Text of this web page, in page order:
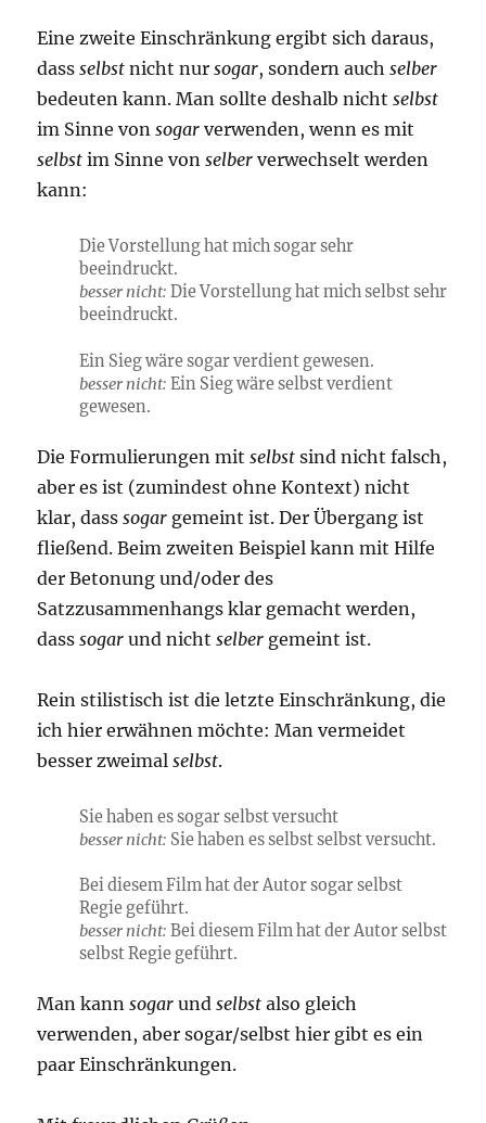
Eine zweite Einschränkung ergibt sich daraus,
dassselbst nicht nursogar, sondern auchselber
bedeuten kann. Man sollte deshalb nichtselbst
im Sinne vonsogar verwenden, wenn es mit
selbst im Sinne vonselber verwechselt werden
kann:
Die Vorstellung hat mich sogar sehr
beeindruckt.
besser nicht: Die Vorstellung hat mich selbst sehr
beeindruckt.
Ein Sieg wäre sogar verdient gewesen.
besser nicht: Ein Sieg wäre selbst verdient
gewesen.
Die Formulierungen mitselbst sind nicht falsch,
aber es ist (zumindest ohne Kontext) nicht
klar, dasssogar gemeint ist. Der Übergang ist
fließend. Beim zweiten Beispiel kann mit Hilfe
der Betonung und/oder des
Satzzusammenhangs klar gemacht werden,
dasssogar und nichtselber gemeint ist.
Rein stilistisch ist die letzte Einschränkung, die
ich hier erwähnen möchte: Man vermeidet
besser zweimalselbst.
Sie haben es sogar selbst versucht
besser nicht: Sie haben es selbst selbst versucht.
Bei diesem Film hat der Autor sogar selbst
Regie geführt.
besser nicht: Bei diesem Film hat der Autor selbst
selbst Regie geführt.
Man kannsogar undselbst also gleich
verwenden, aber sogar/selbst hier gibt es ein
paar Einschränkungen.